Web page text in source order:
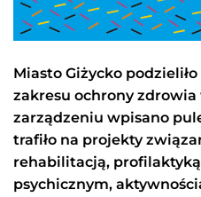
Miasto Giżycko
zakresu ochrony zdrowia
zarządzeniu wpisano
trafiło na projekty
rehabilitacją,
psychicznym,